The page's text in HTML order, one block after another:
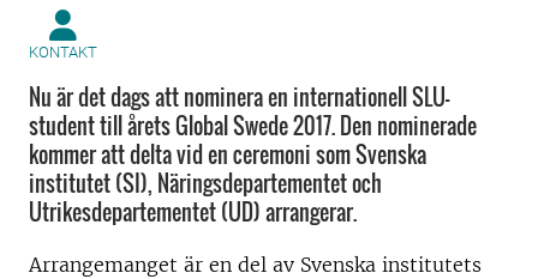
KONTAKT
Nu är det dags att nominera en internationell SLU-
student till årets Global Swede 2017. Den nominerade
kommer att delta vid en ceremoni som Svenska
institutet (SI), Näringsdepartementet och
Utrikesdepartementet (UD) arrangerar.
Arrangemanget är en del av Svenska institutets